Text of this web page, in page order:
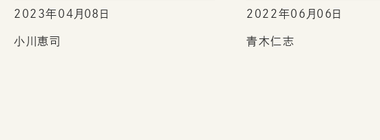
2023年04月08日
小川恵司
2022年06月06日
青木仁志